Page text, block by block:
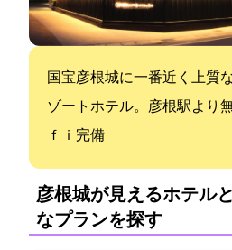
国宝彦根城に一番近く上質
ゾートホテル。JR彦根駅よ
ｆｉ完備
彦根城が見えるホテル
なプランを探す